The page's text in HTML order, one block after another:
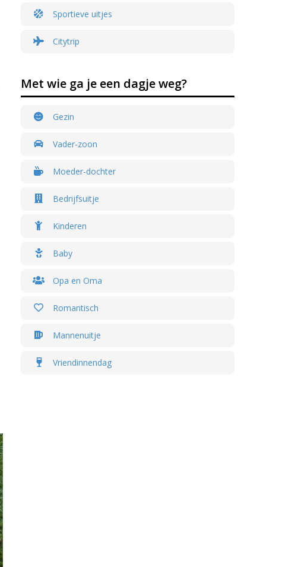
Sportieve uitjes
Citytrip
Met wie ga je een dagje weg?
Gezin
Vader-zoon
Moeder-dochter
Bedrijfsuitje
Kinderen
Baby
Opa en Oma
Romantisch
Mannenuitje
Vriendinnendag